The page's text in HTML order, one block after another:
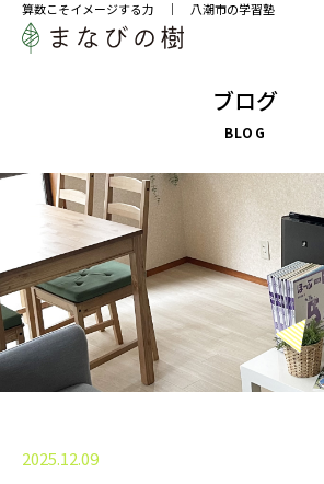
算数こそイメージする力 ｜ 八潮市の学習塾
ブログ
BLOG
2025.12.09